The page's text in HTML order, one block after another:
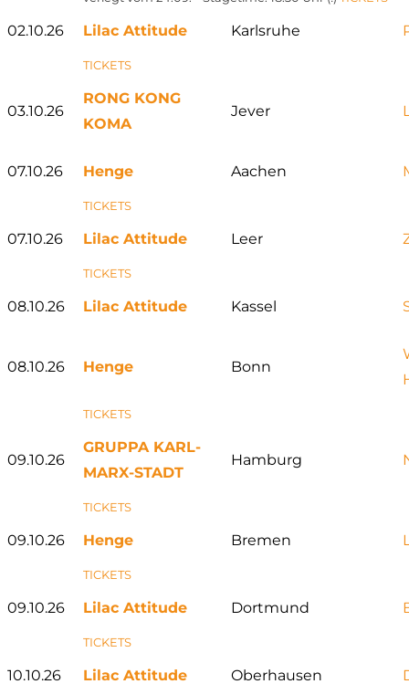
02.10.26 Lilac Attitude Karlsruhe
TICKETS
03.10.26
RONG KONG
KOMA
Jever
07.10.26 Henge Aachen
TICKETS
07.10.26 Lilac Attitude Leer
TICKETS
08.10.26 Lilac Attitude Kassel
08.10.26 Henge Bonn
TICKETS
09.10.26
GRUPPA KARL-
MARX-STADT
Hamburg
TICKETS
09.10.26 Henge Bremen
TICKETS
09.10.26 Lilac Attitude Dortmund
TICKETS
10.10.26 Lilac Attitude Oberhausen